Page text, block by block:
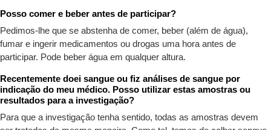
Posso comer e beber antes de participar?
Pedimos-lhe que se abstenha de comer, beber (além de água),
fumar e ingerir medicamentos ou drogas uma hora antes de
participar. Pode beber água em qualquer altura.
Recentemente doei sangue ou fiz análises de sangue por
indicação do meu médico. Posso utilizar estas amostras ou
resultados para a investigação?
Para que a investigação tenha sentido, todas as amostras devem